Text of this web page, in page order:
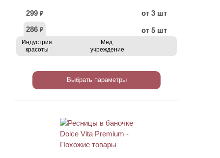
299 ₽
от 3 шт
286 ₽ от 5 шт
Индустрия
красоты
Мед.
учреждение
Выбрать параметры